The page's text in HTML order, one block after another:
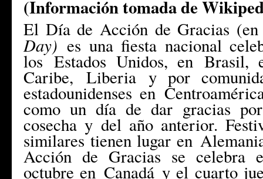
(Información tomada de
El Día de Acción de Gracias
Day) es una fiesta nacional
losEstados Unidos, en Brasil,
Caribe, Liberiay por
estadounidenses en
como un día de dar gracias
cosecha y del año anterior.
similares tienen lugar en
Acción de Gracias se celebra
octubre en Canadáy el cuarto